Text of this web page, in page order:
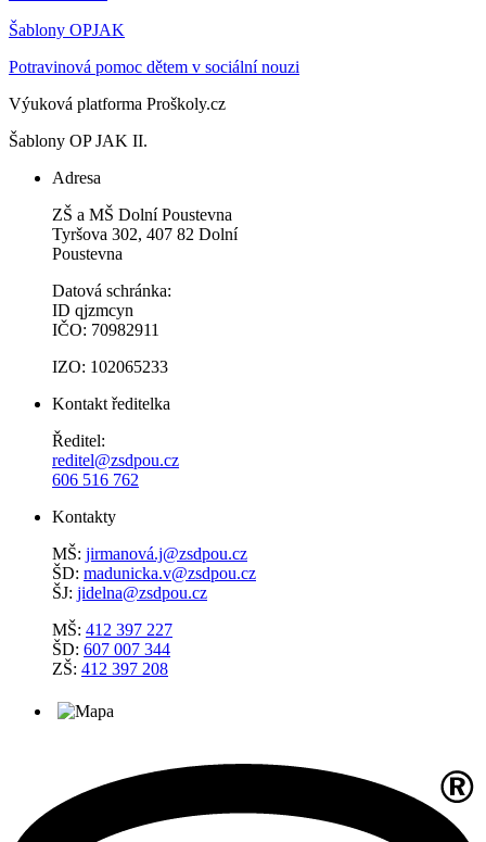
Šablony OPJAK
Potravinová pomoc dětem v sociální nouzi
Výuková platforma Proškoly.cz
Šablony OP JAK II.
Adresa
ZŠ a MŠ Dolní Poustevna
Tyršova 302, 407 82 Dolní
Poustevna
Datová schránka:
ID qjzmcyn
IČO: 70982911
IZO: 102065233
Kontakt ředitelka
Ředitel:
reditel@zsdpou.cz
606 516 762
Kontakty
MŠ: jirmanová.j@zsdpou.cz
ŠD: madunicka.v@zsdpou.cz
ŠJ: jidelna@zsdpou.cz
MŠ: 412 397 227
ŠD: 607 007 344
ZŠ: 412 397 208